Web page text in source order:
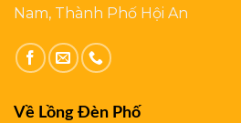
Nam, Thành Phố Hội An
Về Lồng Đèn Phố